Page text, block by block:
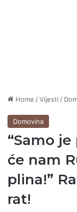
Home /Vijesti /
Domovina
“Samo
će nam
plina!”
rat!